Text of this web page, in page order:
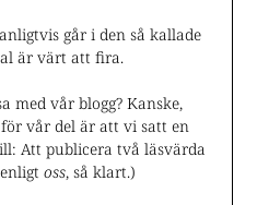
går i den så kallade
är värt att fira.
med vår blogg? Kanske,
vår del är att vi satt en
Att publicera två läsvärda
oss, så klart.)